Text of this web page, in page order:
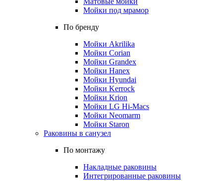
Мойки под мрамор
По бренду
Мойки Akrilika
Мойки Corian
Мойки Grandex
Мойки Hanex
Мойки Hyundai
Мойки Kerrock
Мойки Krion
Мойки LG Hi-Macs
Мойки Neomarm
Мойки Staron
Раковины в санузел
По монтажу
Накладные раковины
Интегрированные раковины